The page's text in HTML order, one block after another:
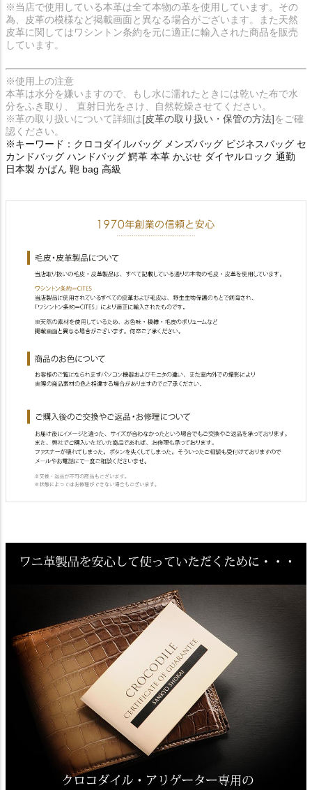
※当店で使用している本革は全て本物の革を使用しています。その
為、皮革の模様など掲載画面と異なる場合がございます。また天然
皮革に関してはワシントン条約を元に適正に輸入された商品を販売
しています。
※使用上の注意
本革は水分を嫌いますので、もし水に濡れたときには乾いた布で水
分をふき取り、 直射日光をさけ、自然乾燥させてください。
※革の取り扱いについて詳細は[皮革の取り扱い・保管の方法]をご確
認ください。
※キーワード：クロコダイルバッグ メンズバッグ ビジネスバッグ セ
カンドバッグ ハンドバッグ 鰐革 本革 かぶせ ダイヤルロック 通勤
日本製 かばん 鞄 bag 高級